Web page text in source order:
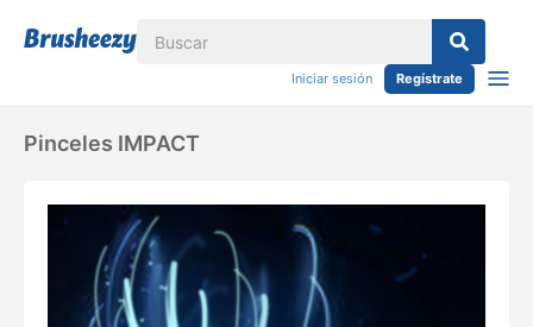
Iniciar sesión Regístrate
Pinceles IMPACT